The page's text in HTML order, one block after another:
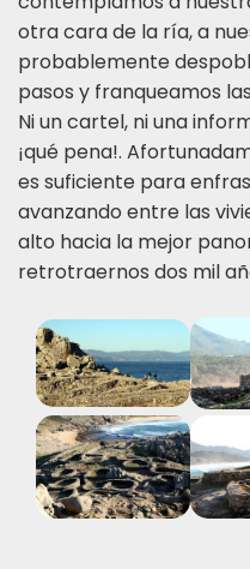
otra cara de la ría, a
probablemente
pasos y franqueamos
Ni un cartel, ni una
¡qué pena!.
es suficiente para
avanzando entre las
alto hacia la mejor
retrotraernos dos mil